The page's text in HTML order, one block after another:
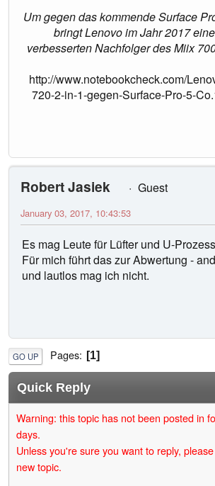
Um gegen das kommende Surface
bringt Lenovo im Jahr 2017
verbesserten Nachfolger des Miix
http://www.notebookcheck.com/
720-2-in-1-gegen-Surface-Pro-5-
Robert Jasiek
Guest
January 03, 2017, 10:43:53
Es mag Leute für Lüfter und U-
Für mich führt das zur Abwertung -
und lautlos mag ich nicht.
GO UP Pages 1
Quick Reply
Warning: this topic has not been posted in
days.
Unless you're sure you want to reply,
new topic.